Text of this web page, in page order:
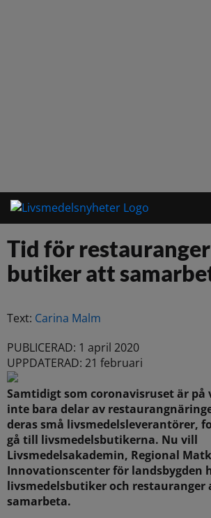
Tid för
butiker att
Text: Carina Malm
PUBLICERAD: 1 april 2020
UPPDATERAD: 21 februari
Samtidigt som coronavisruset är på
inte bara delar av
deras små livsmedelsleverantörer,
gå till livsmedelsbutikerna. Nu vill
Livsmedelsakademin, Regional
Innovationscenter för landsbygden
livsmedelsbutiker och restauranger
samarbeta.